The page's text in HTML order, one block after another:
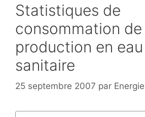
Statistiques de
consommation de
production en
sanitaire
25 septembre 2007 par